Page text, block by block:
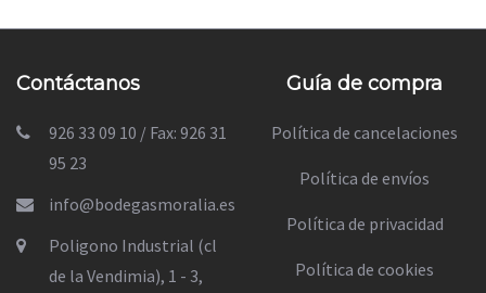
Contáctanos
926 33 09 10 / Fax: 926 31
95 23
info@bodegasmoralia.es
Poligono Industrial (cl
de la Vendimia), 1 - 3,
Guía de compra
Política de cancelaciones
Política de envíos
Política de privacidad
Política de cookies